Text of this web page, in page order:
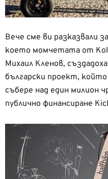
Вече сме ви разказвали
което момчетата от
Михаил Кленов,
български проект, който
събере над един милион
публично финансиране